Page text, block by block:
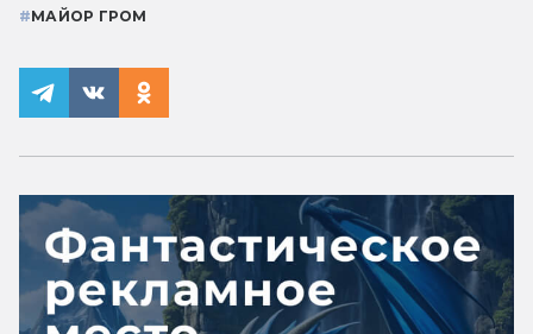
#МАЙОР ГРОМ